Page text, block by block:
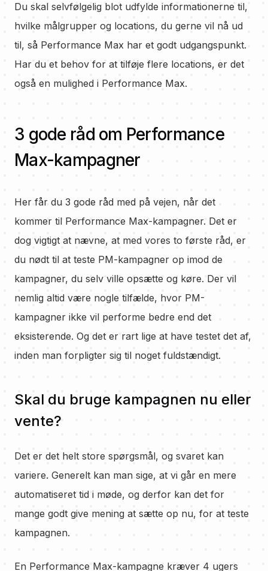
Du skal selvfølgelig blot udfylde informationerne til,
hvilke målgrupper og locations, du gerne vil nå ud
til, så Performance Max har et godt udgangspunkt.
Har du et behov for at tilføje flere locations, er det
også en mulighed i Performance Max.
3 gode råd om Performance
Max-kampagner
Her får du 3 gode råd med på vejen, når det
kommer til Performance Max-kampagner. Det er
dog vigtigt at nævne, at med vores to første råd, er
du nødt til at teste PM-kampagner op imod de
kampagner, du selv ville opsætte og køre. Der vil
nemlig altid være nogle tilfælde, hvor PM-
kampagner ikke vil performe bedre end det
eksisterende. Og det er rart lige at have testet det af,
inden man forpligter sig til noget fuldstændigt.
Skal du bruge kampagnen nu eller
vente?
Det er det helt store spørgsmål, og svaret kan
variere. Generelt kan man sige, at vi går en mere
automatiseret tid i møde, og derfor kan det for
mange godt give mening at sætte op nu, for at teste
kampagnen.
En Performance Max-kampagne kræver 4 ugers